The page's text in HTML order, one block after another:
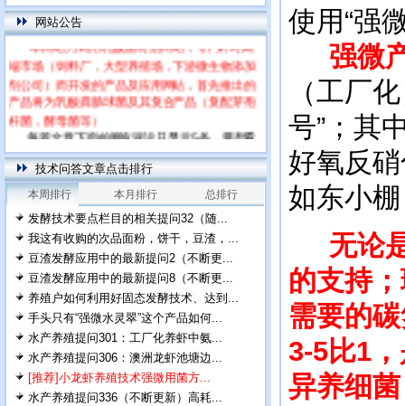
网站公告
本网站为饲用乳酸菌特别网站，专门针对高
端市场（饲料厂，大型养殖场，下游微生物添加
剂公司）而开发的产品及应用网站，首先推出的
产品将为乳酸粪肠球菌及其复合产品（复配芽孢
杆菌，酵母菌等）
每篇文章下面的网友评论只显示5条，要想看
技术问答文章点击排行
本周排行 本月排行 总排行
发酵技术要点栏目的相关提问32（随...
我这有收购的次品面粉，饼干，豆渣，...
豆渣发酵应用中的最新提问2（不断更...
豆渣发酵应用中的最新提问8（不断更...
养殖户如何利用好固态发酵技术、达到...
手头只有“强微水灵翠”这个产品如何...
水产养殖提问301：工厂化养虾中氨...
水产养殖提问306：澳洲龙虾池塘边...
[推荐]小龙虾养殖技术强微用菌方...
水产养殖提问336（不断更新）高耗...
使用“强
强微
（工厂
号”；其
好氧反
如东小
无论
的支持
需要的
3-5比1
异养细